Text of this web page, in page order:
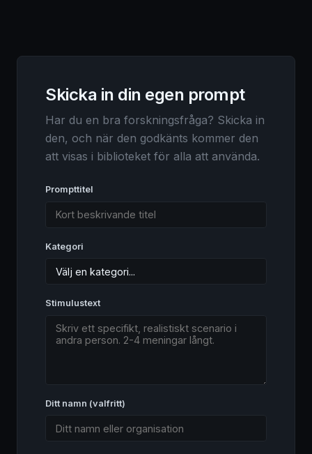
Skicka in din egen prompt
Har du en bra forskningsfråga? Skicka in
den, och när den godkänts kommer den
att visas i biblioteket för alla att använda.
Prompttitel
Kategori
Stimulustext
Ditt namn (valfritt)